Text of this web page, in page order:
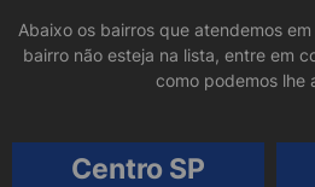
Abaixo os bairros que atendemos
bairro não esteja na lista, entre em
como podemos lhe
Centro SP